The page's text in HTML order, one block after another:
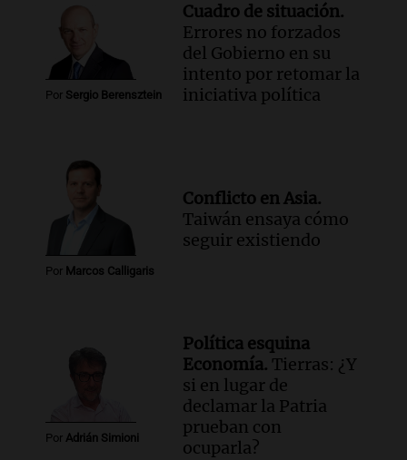
Por Sergio Berensztein
Cuadro de situación.
Errores no forzados
del Gobierno en su
intento por retomar la
iniciativa política
Por Marcos Calligaris
Conflicto en Asia.
Taiwán ensaya cómo
seguir existiendo
Por Adrián Simioni
Política esquina
Economía. Tierras: ¿Y
si en lugar de
declamar la Patria
prueban con
ocuparla?